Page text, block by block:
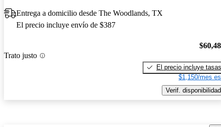
Entrega a domicilio desde The Woodlands, TX
El precio incluye envío de $387
Trato justo
El precio incluye tasas
$1,150/mes
Verif. disponibilidad